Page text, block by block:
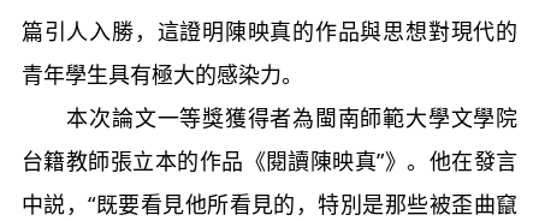
篇引人入勝，這證明陳映真的作品與思想對現代的
青年學生具有極大的感染力。
本次論文一等獎獲得者為閩南師範大學文學院
台籍教師張立本的作品《閱讀陳映真”》。他在發言
中説，“既要看見他所看見的，特別是那些被歪曲竄